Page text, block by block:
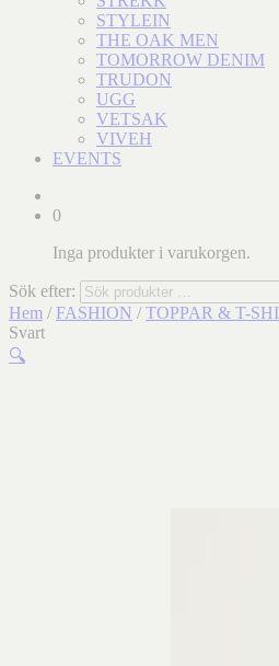
STYLEIN
THE OAK MEN
TOMORROW DENIM
TRUDON
UGG
VETSAK
VIVEH
EVENTS
0
Inga produkter i varukorgen.
Sök efter:
Hem / FASHION / TOPPAR & T-
Svart
🔍